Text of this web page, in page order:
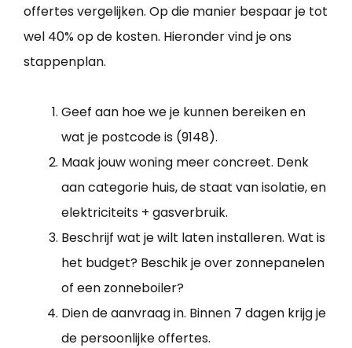
offertes vergelijken. Op die manier bespaar je tot
wel 40% op de kosten. Hieronder vind je ons
stappenplan.
Geef aan hoe we je kunnen bereiken en
wat je postcode is (9148).
Maak jouw woning meer concreet. Denk
aan categorie huis, de staat van isolatie, en
elektriciteits + gasverbruik.
Beschrijf wat je wilt laten installeren. Wat is
het budget? Beschik je over zonnepanelen
of een zonneboiler?
Dien de aanvraag in. Binnen 7 dagen krijg je
de persoonlijke offertes.